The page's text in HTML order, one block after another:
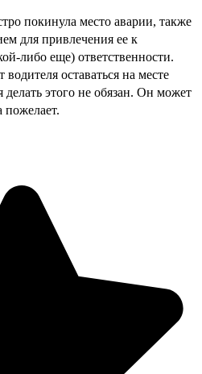
покинула место аварии, также
для привлечения ее к
либо еще) ответственности.
водителя оставаться на месте
этого не обязан. Он может
пожелает.